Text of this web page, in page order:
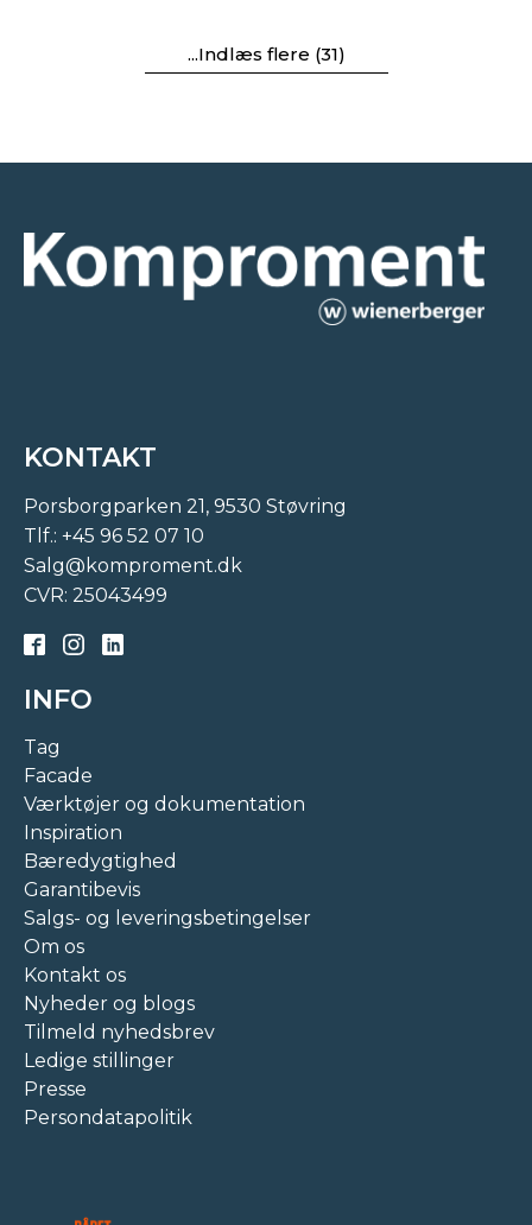
...Indlæs flere (31)
KONTAKT
Porsborgparken 21, 9530 Støvring
Tlf.: +45 96 52 07 10
Salg@komproment.dk
CVR: 25043499
INFO
Tag
Facade
Værktøjer og dokumentation
Inspiration
Bæredygtighed
Garantibevis
Salgs- og leveringsbetingelser
Om os
Kontakt os
Nyheder og blogs
Tilmeld nyhedsbrev
Ledige stillinger
Presse
Persondatapolitik